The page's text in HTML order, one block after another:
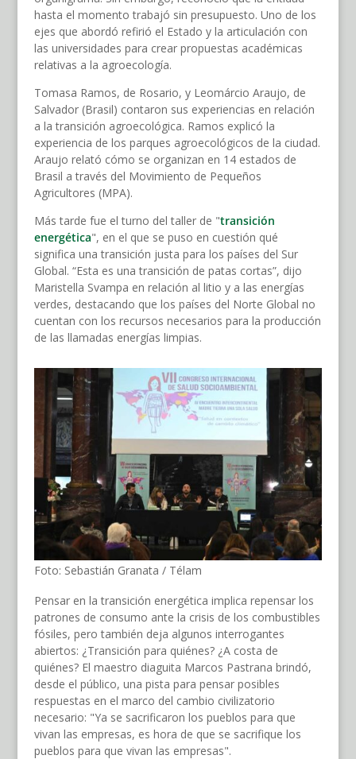
hasta el momento trabajó sin presupuesto. Uno de los
ejes que abordó refirió el Estado y la articulación con
las universidades para crear propuestas académicas
relativas a la agroecología.
Tomasa Ramos, de Rosario, y Leomárcio Araujo, de
Salvador (Brasil) contaron sus experiencias en relación
a la transición agroecológica. Ramos explicó la
experiencia de los parques agroecológicos de la ciudad.
Araujo relató cómo se organizan en 14 estados de
Brasil a través del Movimiento de Pequeños
Agricultores (MPA).
Más tarde fue el turno del taller de "transición
energética", en el que se puso en cuestión qué
significa una transición justa para los países del Sur
Global. “Esta es una transición de patas cortas”, dijo
Maristella Svampa en relación al litio y a las energías
verdes, destacando que los países del Norte Global no
cuentan con los recursos necesarios para la producción
de las llamadas energías limpias.
Foto: Sebastián Granata / Télam
Pensar en la transición energética implica repensar los
patrones de consumo ante la crisis de los combustibles
fósiles, pero también deja algunos interrogantes
abiertos: ¿Transición para quiénes? ¿A costa de
quiénes? El maestro diaguita Marcos Pastrana brindó,
desde el público, una pista para pensar posibles
respuestas en el marco del cambio civilizatorio
necesario: "Ya se sacrificaron los pueblos para que
vivan las empresas, es hora de que se sacrifique los
pueblos para que vivan las empresas".